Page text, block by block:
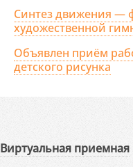
Синтез движения —
художественной
Объявлен приём
детского рисунка
Виртуальная приемная